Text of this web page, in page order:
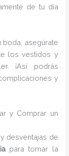
de tu día
boda, asegúrate
los vestidos y
¡Así podrás
y
y Comprar un
desventajas de
para tomar la